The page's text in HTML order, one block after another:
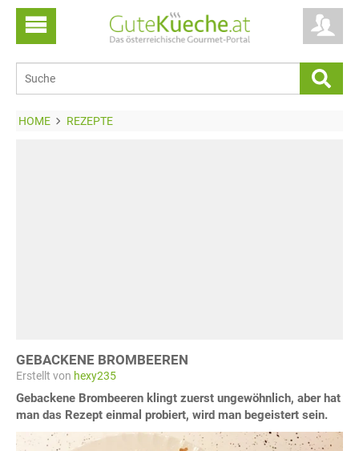
HOME REZEPTE
GEBACKENE BROMBEEREN
Erstellt von hexy235
Gebackene Brombeeren klingt zuerst ungewöhnlich, aber hat
man das Rezept einmal probiert, wird man begeistert sein.